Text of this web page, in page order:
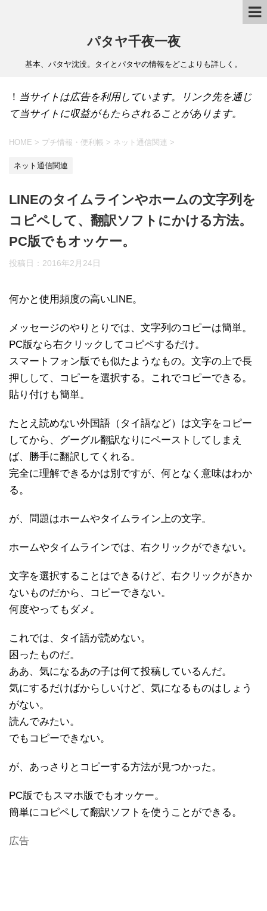
パタヤ千夜一夜
基本、パタヤ沈没。タイとパタヤの情報をどこよりも詳しく。
！ 当サイトは広告を利用しています。リンク先を通じ
て当サイトに収益がもたらされることがあります。
HOME > プチ情報・便利帳 > ネット通信関連 >
ネット通信関連
LINEのタイムラインやホームの文字列を
コピペして、翻訳ソフトにかける方法。
PC版でもオッケー。
投稿日： 2016年2月24日
何かと使用頻度の高いLINE。
メッセージのやりとりでは、文字列のコピーは簡単。
PC版なら右クリックしてコピペするだけ。
スマートフォン版でも似たようなもの。文字の上で長
押しして、コピーを選択する。これでコピーできる。
貼り付けも簡単。
たとえ読めない外国語（タイ語など）は文字をコピー
してから、グーグル翻訳なりにペーストしてしまえ
ば、勝手に翻訳してくれる。
完全に理解できるかは別ですが、何となく意味はわか
る。
が、問題はホームやタイムライン上の文字。
ホームやタイムラインでは、右クリックができない。
文字を選択することはできるけど、右クリックがきか
ないものだから、コピーできない。
何度やってもダメ。
これでは、タイ語が読めない。
困ったものだ。
ああ、気になるあの子は何て投稿しているんだ。
気にするだけばからしいけど、気になるものはしょう
がない。
読んでみたい。
でもコピーできない。
が、あっさりとコピーする方法が見つかった。
PC版でもスマホ版でもオッケー。
簡単にコピペして翻訳ソフトを使うことができる。
広告